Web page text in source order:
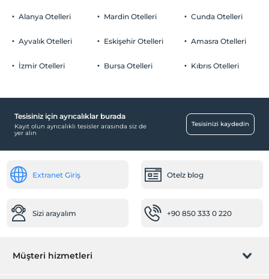
Otopark
Ücretli Halka Açık Otopark
Odalar
Ütü hizmeti
Klima
Teras
2 yaşına kadar olan bebekler ücretsizdir.
Alanya Otelleri
Ayvalık Otelleri
İzmir Otelleri
Mardin Otelleri
Eskişehir Otelleri
Bursa Otelleri
Cunda Otelleri
Amasra Otelleri
Kıbrıs Otelleri
Tesisiniz için ayrıcalıklar burada
Kayıt olun ayrıcalıklı tesisler arasında siz de
yer alın
Tesisinizi kaydedin
Extranet Giriş Otelz blog
Sizi arayalım +90 850 333 0 220
Müşteri hizmetleri